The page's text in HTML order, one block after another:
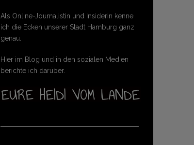
Als Online-Journalistin und Insiderin kenne
ich die Ecken unserer Stadt Hamburg ganz
genau.
Hier im Blog und in den sozialen Medien
berichte ich darüber.